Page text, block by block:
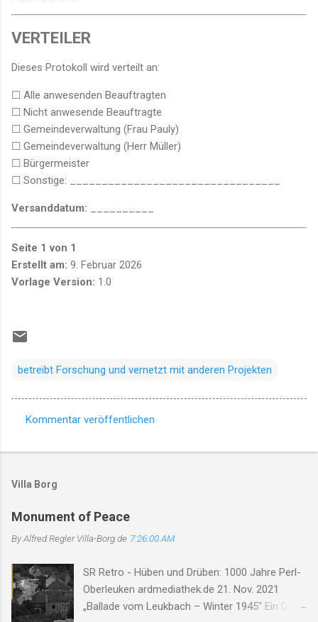
VERTEILER
Dieses Protokoll wird verteilt an:
☐ Alle anwesenden Beauftragten
☐ Nicht anwesende Beauftragte
☐ Gemeindeverwaltung (Frau Pauly)
☐ Gemeindeverwaltung (Herr Müller)
☐ Bürgermeister
☐ Sonstige: _________________________________
Versanddatum:
Seite 1 von 1
Erstellt am: 9. Februar 2026
Vorlage Version: 1.0
betreibt Forschung und vernetzt mit anderen Projekten
o
e
n
a
r
e
Kommentar veröffentlichen
Villa Borg
Monument of Peace
By Alfred ReglerVilla-Borg.de 7:26:00 AM
SR Retro - Hüben und Drüben: 1000 Jahre Perl-
Oberleuken ardmediathek.de 21. Nov. 2021
„Ballade vom Leukbach – Winter 1945“ Ein Dorf,